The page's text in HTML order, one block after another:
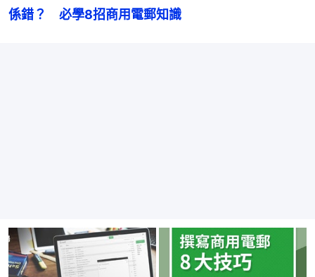
係錯？　必學8招商用電郵知識